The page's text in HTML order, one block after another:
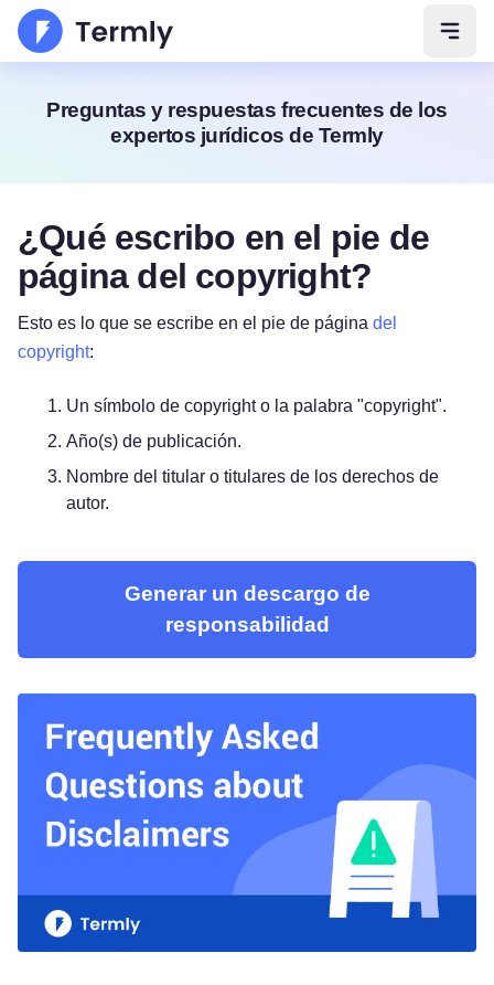
Abrir
Preguntas y respuestas frecuentes de los
expertos jurídicos de Termly
¿Qué escribo en el pie de
página del copyright?
Esto es lo que se escribe en el pie de página del
copyright:
Un símbolo de copyright o la palabra "copyright".
Año(s) de publicación.
Nombre del titular o titulares de los derechos de
autor.
Generar un descargo de
responsabilidad